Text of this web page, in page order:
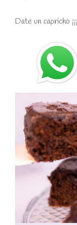
Date un capricho ¡¡¡